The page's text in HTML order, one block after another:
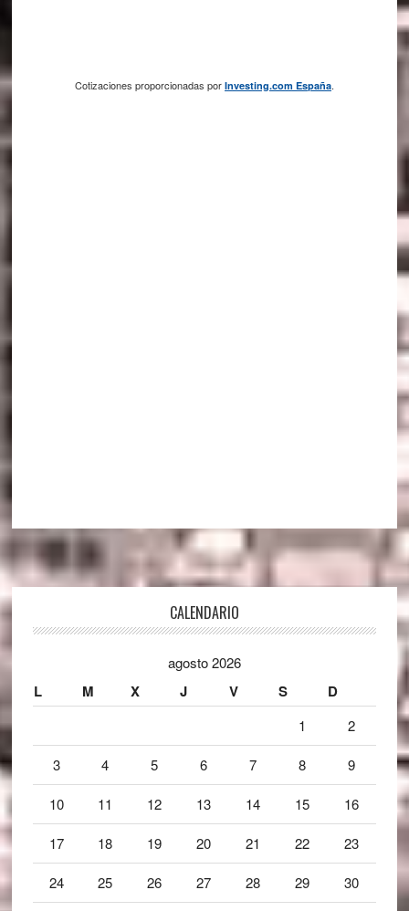
Cotizaciones proporcionadas por Investing.com España.
CALENDARIO
agosto 2026
L M X J V S D
1 2
3 4 5 6 7 8 9
10 11 12 13 14 15 16
17 18 19 20 21 22 23
24 25 26 27 28 29 30